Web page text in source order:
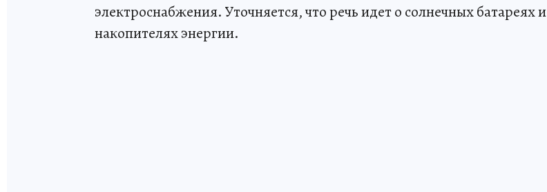
электроснабжения. Уточняется, что речь идет о солнечных батареях и
накопителях энергии.